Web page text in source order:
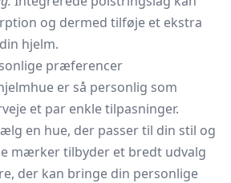
og dermed tilføje et ekstra
hjelm.
præferencer
er så personlig som
et par enkle tilpasninger.
en hue, der passer til din stil og
mærker tilbyder et bredt udvalg
der kan bringe din personlige